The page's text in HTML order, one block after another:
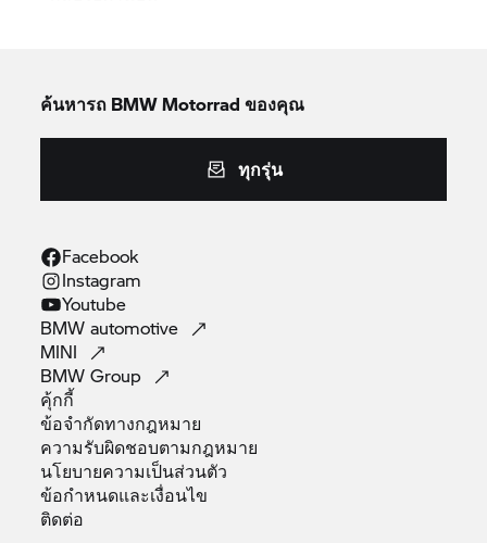
ค้นหารถ BMW Motorrad ของคุณ
ทุกรุ่น
Facebook
Instagram
Youtube
BMWautomotive
MINI
BMWGroup
คุ้กกี้
ข้อจำกัดทางกฎหมาย
ความรับผิดชอบตามกฎหมาย
นโยบายความเป็นส่วนตัว
ข้อกำหนดและเงื่อนไข
ติดต่อ